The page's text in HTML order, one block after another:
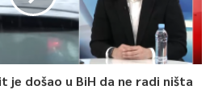
5
Article Rating
je došao u BiH da ne radi ništa